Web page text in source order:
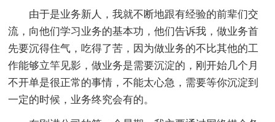
由于是业务新人，我就不断地跟有经验的前辈们交
流，向他们学习业务的基本功，他们告诉我，做业务首
先要沉得住气，吃得了苦，因为做业务的不比其他的工
作能够立竿见影，做业务是需要沉淀的，刚开始几个月
不开单是很正常的事情，不能太心急，需要等你沉淀到
一定的时候，业务终究会有的。